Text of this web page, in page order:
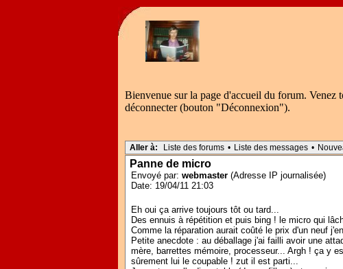
Bienvenue sur la page d'accueil du forum.
déconnecter (bouton "Déconnexion").
Aller à: Liste des forums • Liste des messages •
Panne de micro
Envoyé par: webmaster (Adresse IP journalisée)
Date: 19/04/11 21:03
Eh oui ça arrive toujours tôt ou tard...
Des ennuis à répétition et puis bing ! le micro qui
Comme la réparation aurait coûté le prix d'un neuf
Petite anecdote : au déballage j'ai failli avoir une
mère, barrettes mémoire, processeur... Argh ! ça y
sûrement lui le coupable ! zut il est parti...